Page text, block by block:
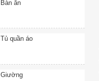
Bàn ăn
Tủ quần áo
Giường